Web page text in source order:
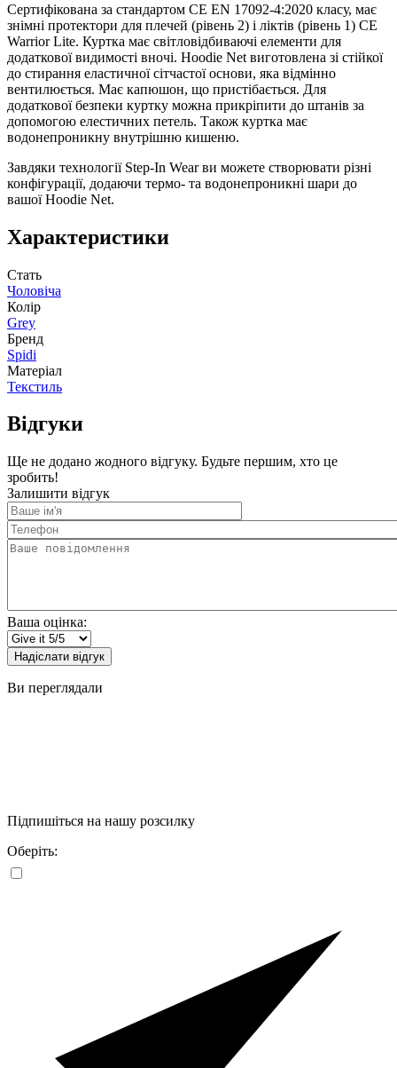
Сертифікована за стандартом CE EN 17092-4:2020 класу, має
знімні протектори для плечей (рівень 2) і ліктів (рівень 1) CE
Warrior Lite. Куртка має світловідбиваючі елементи для
додаткової видимості вночі. Hoodie Net виготовлена зі стійкої
до стирання еластичної сітчастої основи, яка відмінно
вентилюється. Має капюшон, що пристібається. Для
додаткової безпеки куртку можна прикріпити до штанів за
допомогою елестичних петель. Також куртка має
водонепроникну внутрішню кишеню.
Завдяки технології Step-In Wear ви можете створювати різні
конфігурації, додаючи термо- та водонепроникні шари до
вашої Hoodie Net.
Характеристики
Стать
Чоловіча
Колір
Grey
Бренд
Spidi
Матеріал
Текстиль
Відгуки
Ще не додано жодного відгуку. Будьте першим, хто це
зробить!
Залишити відгук
Ваше
ім'я
Телефон
Ваше
Ваша оцінка:
Надіслати відгук
Ви переглядали
Підпишіться на нашу розсилку
Оберіть: